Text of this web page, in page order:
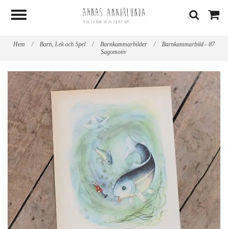
Hem / Barn, Lek och Spel / Barnkammarbilder /
Barnkammarbild - 87
Sagomotiv